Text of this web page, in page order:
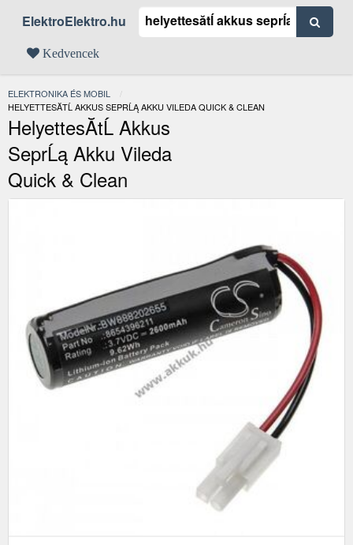
ElektroElektro.hu
Kedvencek
ELEKTRONIKA ÉS MOBIL
JELENLEGI:
HELYETTESĂ­TĹ AKKUS SEPRĹĄ AKKU VILEDA QUICK & CLEAN
HelyettesĂ­tĹ Akkus
SeprĹą Akku Vileda
Quick & Clean